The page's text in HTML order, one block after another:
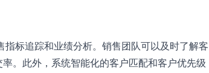
标追踪和业绩分析。销售团队可以及时了解客
。此外，系统智能化的客户匹配和客户优先级